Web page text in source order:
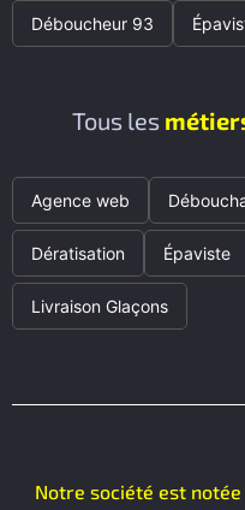
Déboucheur 93
Tous les
Agence web
Dératisation Épaviste
Livraison Glaçons
Notre société est